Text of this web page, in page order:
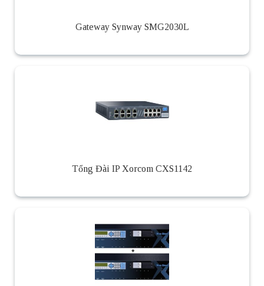
Gateway Synway SMG2030L
Tổng Đài IP Xorcom CXS1142